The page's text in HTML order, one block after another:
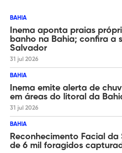
BAHIA
Inema aponta praias
banho na Bahia; confira a
Salvador
31 jul 2026
BAHIA
Inema emite alerta de
em áreas do litoral da
31 jul 2026
BAHIA
Reconhecimento Facial
de 6 mil foragidos